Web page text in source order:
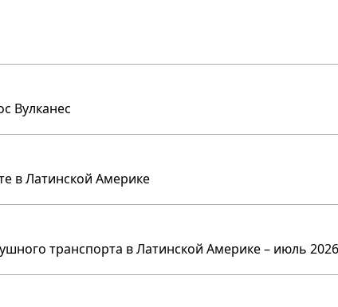
Вулканес
в Латинской Америке
транспорта в Латинской Америке – июль